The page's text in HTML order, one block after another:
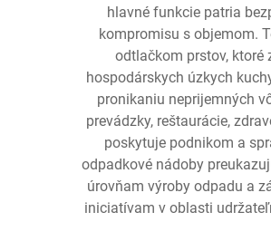
hlavné funkcie patria
kompromisu s objemom.
odtlačkom prstov, ktoré
hospodárskych úzkych
pronikaniu neprijemných
prevádzky, reštaurácie,
poskytuje podnikom a
odpadkové nádoby
úrovňam výroby odpadu a
iniciatívam v oblasti